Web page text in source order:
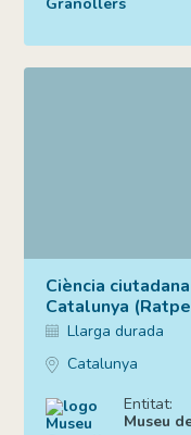
Ciència
Catalunya
Llarga durada
Catalunya
Entitat:
Museu